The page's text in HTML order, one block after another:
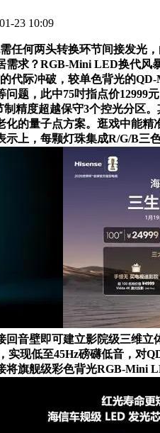
23 10:09
何两头转换环节间接发光
求？RGB-Mini LED换代
际冲破，较单色背光的
，此中75吋指点价12999
度超越保守3个控光分区
的量子点方案。逛戏中能
上，每颗灯珠集成R/G/B三
音壁即可建立影院级三维
实现低至45Hz磅礴低音，
旗舰级彩色背光RGB-